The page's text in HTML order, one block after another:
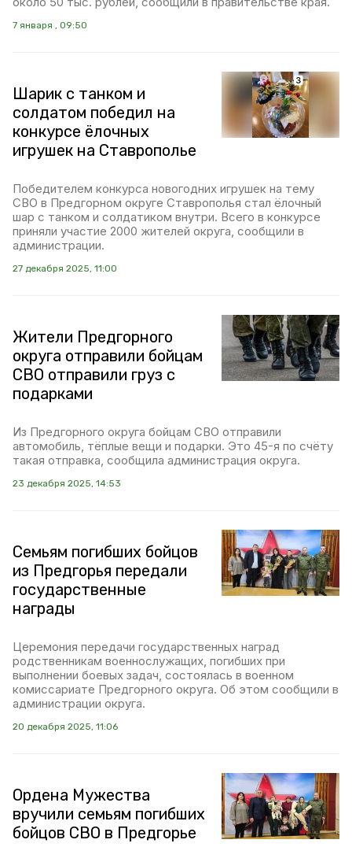
7 января , 09:50
Шарик с танком и
солдатом победил на
конкурсе ёлочных
игрушек на Ставрополье
Победителем конкурса новогодних игрушек на тему
СВО в Предгорном округе Ставрополья стал ёлочный
шар с танком и солдатиком внутри. Всего в конкурсе
приняли участие 2000 жителей округа, сообщили в
администрации.
27 декабря 2025, 11:00
Жители Предгорного
округа отправили бойцам
СВО отправили груз с
подарками
Из Предгорного округа бойцам СВО отправили
автомобиль, тёплые вещи и подарки. Это 45-я по счёту
такая отправка, сообщила администрация округа.
23 декабря 2025, 14:53
Семьям погибших бойцов
из Предгорья передали
государственные
награды
Церемония передачи государственных наград
родственникам военнослужащих, погибших при
выполнении боевых задач, состоялась в военном
комиссариате Предгорного округа. Об этом сообщили в
администрации округа.
20 декабря 2025, 11:06
Ордена Мужества
вручили семьям погибших
бойцов СВО в Предгорье